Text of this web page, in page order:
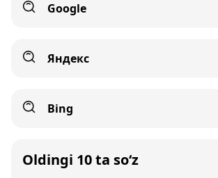
Google
Яндекс
Bing
Oldingi 10 ta so‘z